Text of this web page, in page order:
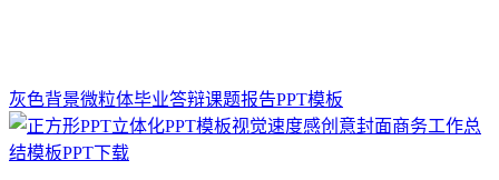
灰色背景微粒体毕业答辩课题报告PPT模板